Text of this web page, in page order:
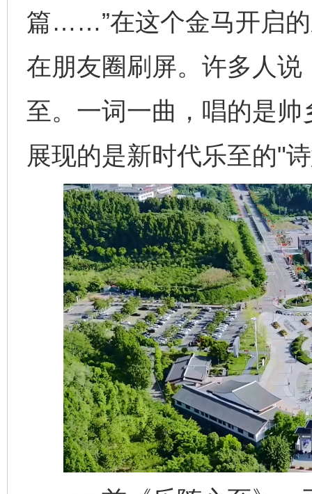
篇……”在这个金马开启
在朋友圈刷屏。许多人
至。一词一曲，唱的是
展现的是新时代乐至的"